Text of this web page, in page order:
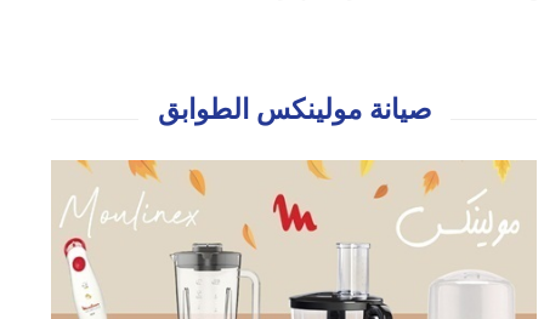
صيانة مولينكس الطوابق